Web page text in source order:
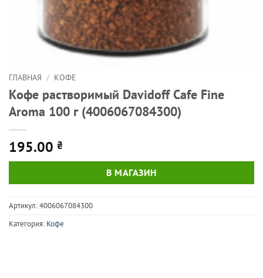
ГЛАВНАЯ / КОФЕ
Кофе растворимый Davidoff Cafe Fine
Aroma 100 г (4006067084300)
195.00 ₴
В МАГАЗИН
Артикул:4006067084300
Категория: Кофе